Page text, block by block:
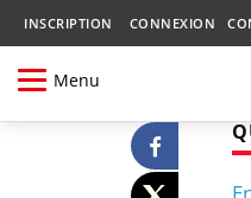
INSCRIPTION CONNEXION
Menu